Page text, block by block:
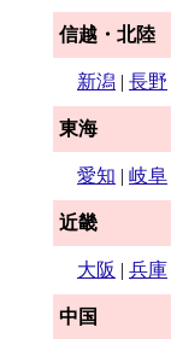
信越・北陸
新潟 | 長野
東海
愛知 | 岐阜
近畿
大阪 | 兵庫
中国